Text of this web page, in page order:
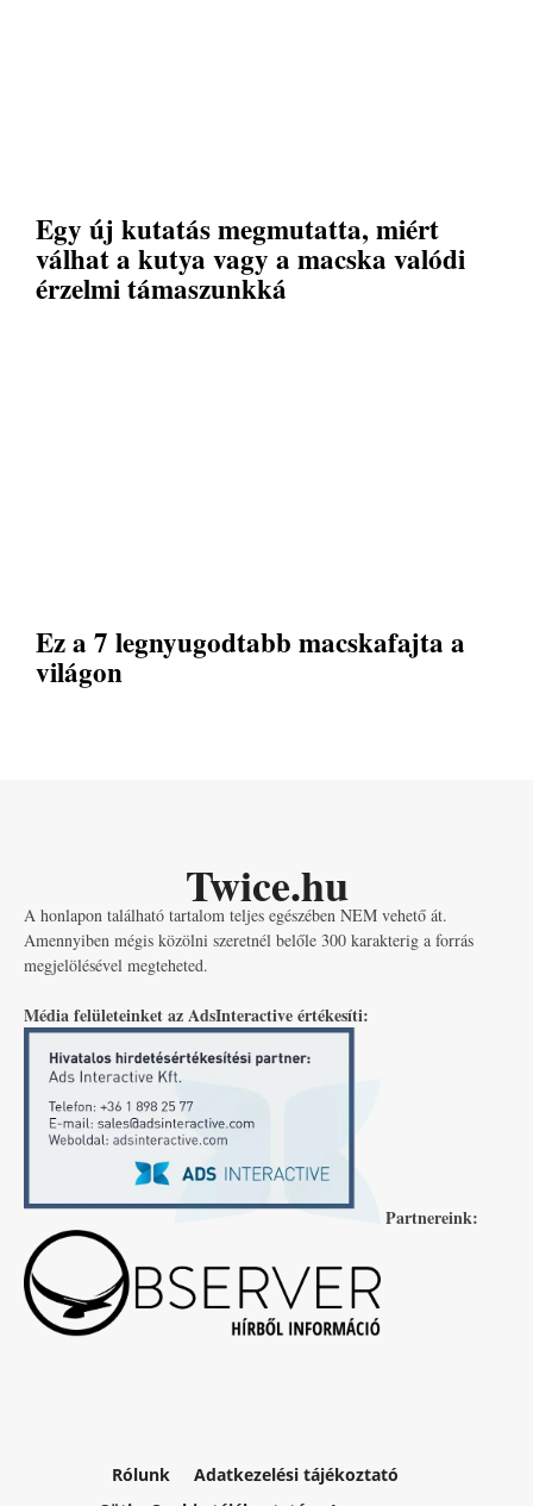
Egy új kutatás megmutatta, miért
válhat a kutya vagy a macska valódi
érzelmi támaszunkká
Ez a 7 legnyugodtabb macskafajta a
világon
Twice.hu
A honlapon található tartalom teljes egészében NEM vehető át.
Amennyiben mégis közölni szeretnél belőle 300 karakterig a forrás
megjelölésével megteheted.
Média felületeinket az AdsInteractive értékesíti:
Partnereink:
Rólunk
Adatkezelési tájékoztató